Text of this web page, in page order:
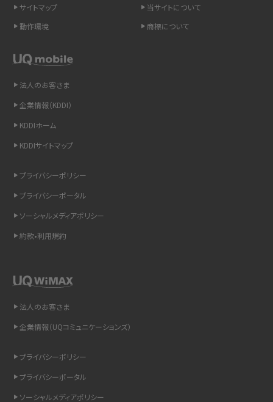
iCloudの使用容量を減らす9つの方法！使用状況の確認手順も紹介
インスタのDMの送り方は？便利機能の使い方や注意点をわかりやすく解説
Bluetooth®とは？Wi-Fiとの違いやスマホ・PCとの接続方法を解説
詳しく解説
Wi-Fiを快適に使うための速度はどれくらい？用途別の目安・回線ごとの平均を
LINEの着信音や通知音の設定・変更方法を解説！鳴らない場合の対処法も紹介
サイトマップ
当サイトについて
動作環境
商標について
法人のお客さま
企業情報（KDDI）
KDDIホーム
KDDIサイトマップ
プライバシーポリシー
プライバシーポータル
ソーシャルメディアポリシー
約款•利用規約
法人のお客さま
企業情報（UQコミュニケーションズ）
プライバシーポリシー
プライバシーポータル
ソーシャルメディアポリシー